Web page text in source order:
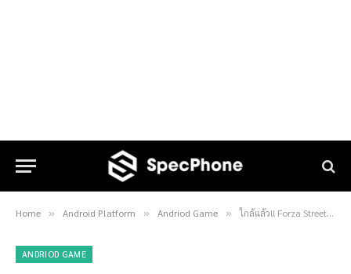
Home » Android Platform » Andriod Game » ใกล้แล้ว!! Forza Street เปิดตัวพร้อมกันทั้ง Android และ iOS 5 พฤษภาคมนี้
ANDRIOD GAME